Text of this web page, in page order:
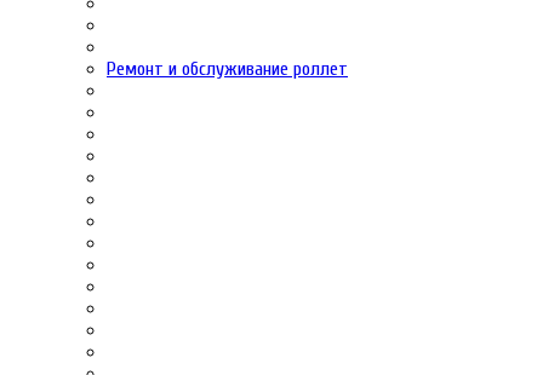
Ремонт и обслуживание роллет